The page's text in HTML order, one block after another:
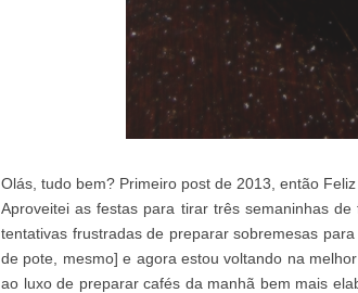
Olás, tudo bem? Primeiro post de 2013, então
Aproveitei as festas para tirar três semaninhas
tentativas frustradas de preparar sobremesas
de pote, mesmo] e agora estou voltando na
ao luxo de preparar cafés da manhã bem mais